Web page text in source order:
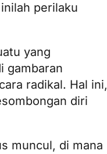
perilaku
yang
gambaran
radikal. Hal ini,
diri
muncul, di mana